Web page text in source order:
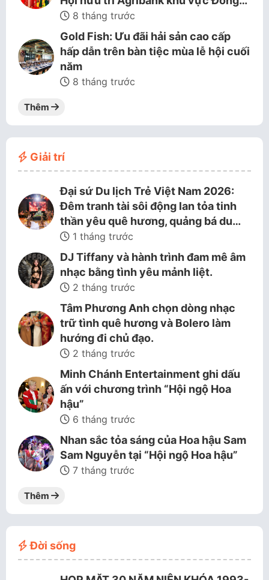
8 tháng trước
Gold Fish: Ưu đãi hải sản cao cấp
hấp dẫn trên bàn tiệc mùa lễ hội cuối
năm
8 tháng trước
Thêm
Giải trí
Đại sứ Du lịch Trẻ Việt Nam 2026:
Đêm tranh tài sôi động lan tỏa tinh
thần yêu quê hương, quảng bá du…
1 tháng trước
DJ Tiffany và hành trình đam mê âm
nhạc bằng tình yêu mảnh liệt.
2 tháng trước
Tâm Phương Anh chọn dòng nhạc
trữ tình quê hương và Bolero làm
hướng đi chủ đạo.
2 tháng trước
Minh Chánh Entertainment ghi dấu
ấn với chương trình “Hội ngộ Hoa
hậu”
6 tháng trước
Nhan sắc tỏa sáng của Hoa hậu Sam
Sam Nguyễn tại “Hội ngộ Hoa hậu”
7 tháng trước
Thêm
Đời sống